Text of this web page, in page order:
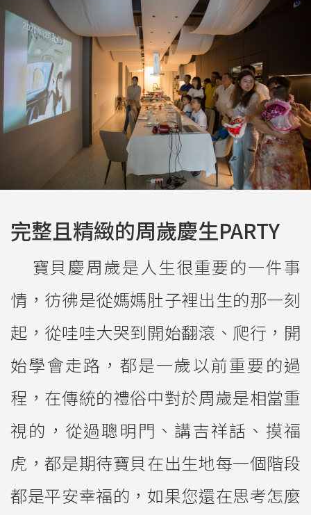
完整且精緻的周歲慶生PARTY
寶貝慶周歲是人生很重要的一件事
情，彷彿是從媽媽肚子裡出生的那一刻
起，從哇哇大哭到開始翻滾、爬行，開
始學會走路，都是一歲以前重要的過
程，在傳統的禮俗中對於周歲是相當重
視的，從過聰明門、講吉祥話、摸福
虎，都是期待寶貝在出生地每一個階段
都是平安幸福的，如果您還在思考怎麼